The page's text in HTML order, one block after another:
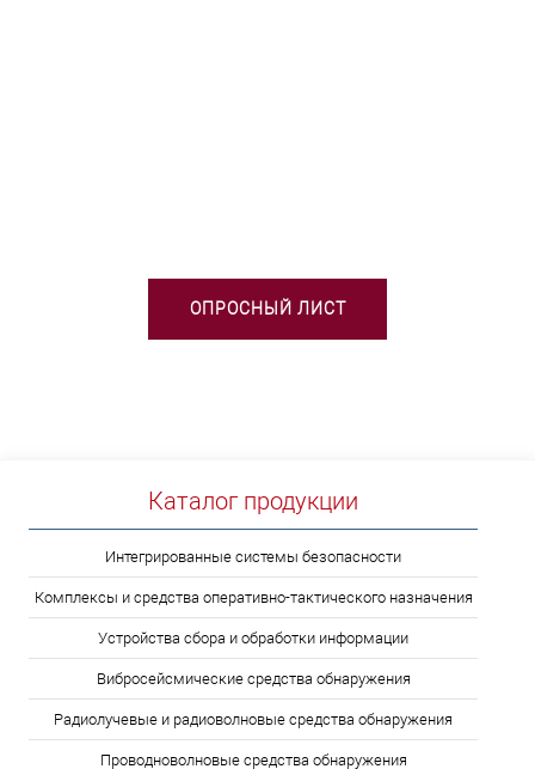
ОПРОСНЫЙ ЛИСТ
Каталог продукции
Интегрированные системы безопасности
Комплексы и средства оперативно-тактического назначения
Устройства сбора и обработки информации
Вибросейсмические средства обнаружения
Радиолучевые и радиоволновые средства обнаружения
Проводноволновые средства обнаружения